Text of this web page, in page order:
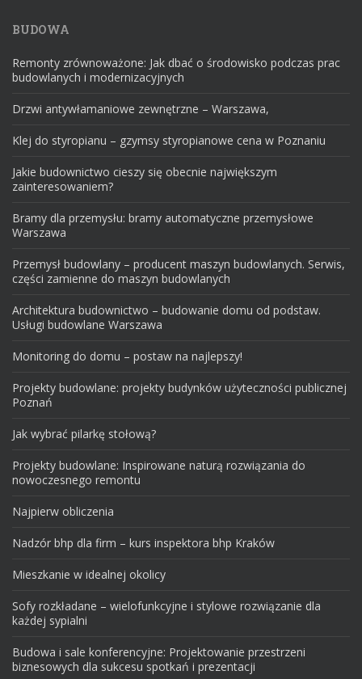
BUDOWA
Remonty zrównoważone: Jak dbać o środowisko podczas prac
budowlanych i modernizacyjnych
Drzwi antywłamaniowe zewnętrzne – Warszawa,
Klej do styropianu – gzymsy styropianowe cena w Poznaniu
Jakie budownictwo cieszy się obecnie największym
zainteresowaniem?
Bramy dla przemysłu: bramy automatyczne przemysłowe
Warszawa
Przemysł budowlany – producent maszyn budowlanych. Serwis,
części zamienne do maszyn budowlanych
Architektura budownictwo – budowanie domu od podstaw.
Usługi budowlane Warszawa
Monitoring do domu – postaw na najlepszy!
Projekty budowlane: projekty budynków użyteczności publicznej
Poznań
Jak wybrać pilarkę stołową?
Projekty budowlane: Inspirowane naturą rozwiązania do
nowoczesnego remontu
Najpierw obliczenia
Nadzór bhp dla firm – kurs inspektora bhp Kraków
Mieszkanie w idealnej okolicy
Sofy rozkładane – wielofunkcyjne i stylowe rozwiązanie dla
każdej sypialni
Budowa i sale konferencyjne: Projektowanie przestrzeni
biznesowych dla sukcesu spotkań i prezentacji